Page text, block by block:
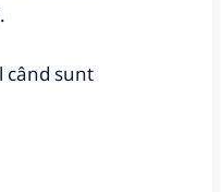
când sunt